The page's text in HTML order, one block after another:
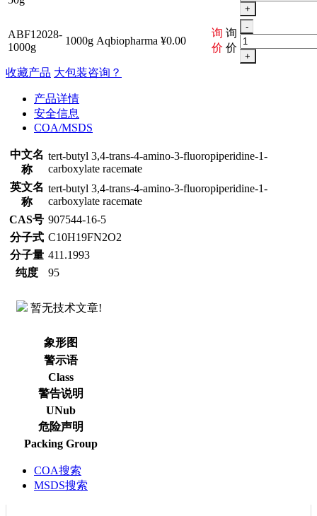
+
ABF12028-
1000g
1000g Aqbiopharma ¥0.00
询
价
询
价
-
+
收藏产品 大包装咨询？
产品详情
安全信息
COA/MSDS
中文名
称
tert-butyl 3,4-trans-4-amino-3-fluoropiperidine-1-
carboxylate racemate
英文名
称
tert-butyl 3,4-trans-4-amino-3-fluoropiperidine-1-
carboxylate racemate
CAS号 907544-16-5
分子式 C10H19FN2O2
分子量 411.1993
纯度
95
暂无技术文章!
象形图
警示语
Class
警告说明
UNub
危险声明
Packing Group
COA搜索
MSDS搜索